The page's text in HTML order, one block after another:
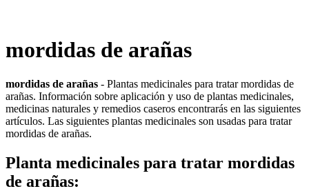
mordidas de arañas
mordidas de arañas - Plantas medicinales para tratar mordidas de
arañas. Información sobre aplicación y uso de plantas medicinales,
medicinas naturales y remedios caseros encontrarás en las siguientes
artículos. Las siguientes plantas medicinales son usadas para tratar
mordidas de arañas.
Planta medicinales para tratar mordidas
de arañas: